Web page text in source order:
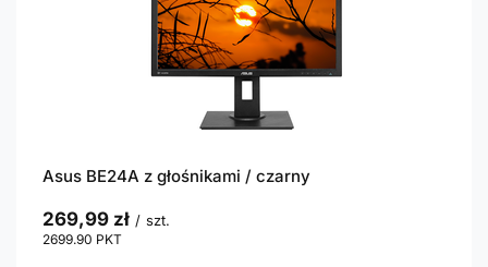
Asus BE24A z głośnikami / czarny
269,99 zł / szt.
2699.90 PKT